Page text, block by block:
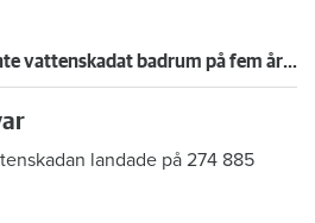
Anmälde inte vattenskadat badrum på fem år – krävs på 125 000 kronor
landade på 274 885